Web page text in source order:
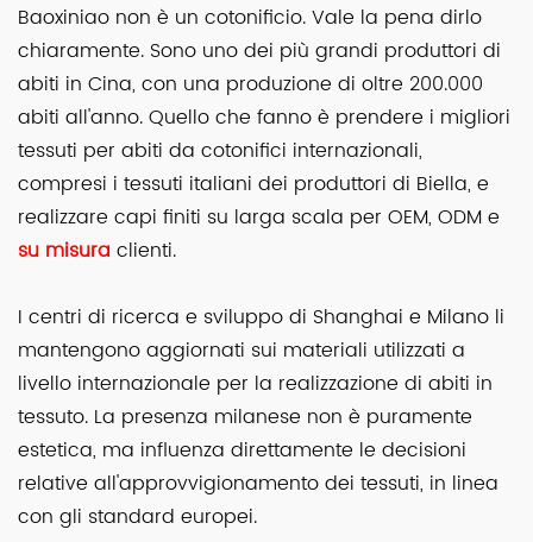
Baoxiniao non è un cotonificio. Vale la pena dirlo
chiaramente. Sono uno dei più grandi produttori di
abiti in Cina, con una produzione di oltre 200.000
abiti all'anno. Quello che fanno è prendere i migliori
tessuti per abiti da cotonifici internazionali,
compresi i tessuti italiani dei produttori di Biella, e
realizzare capi finiti su larga scala per OEM, ODM e
su misura clienti.
I centri di ricerca e sviluppo di Shanghai e Milano li
mantengono aggiornati sui materiali utilizzati a
livello internazionale per la realizzazione di abiti in
tessuto. La presenza milanese non è puramente
estetica, ma influenza direttamente le decisioni
relative all'approvvigionamento dei tessuti, in linea
con gli standard europei.